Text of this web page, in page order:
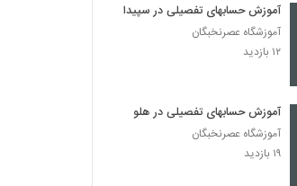
آموزش حسابهای تفصیلی در سپیدار
آموزشگاه عصرنخبگان
۱۲ بازدید
آموزش حسابهای تفصیلی در هلو
آموزشگاه عصرنخبگان
۱۹ بازدید